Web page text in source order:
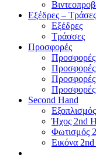
Εξέδρες – Τράσες
Εξέδρες
Τράσσες
Προσφορές
Προσφορές
Second Hand
Ήχος 2nd
Φωτισμός
Εικόνα